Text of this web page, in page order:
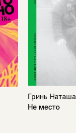
Гринь Наташа
Не место